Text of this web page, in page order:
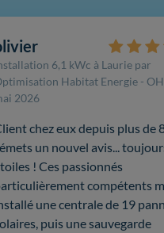
6,1 kWc à Laurie par
Habitat Energie -
2026
chez eux depuis plus de
un nouvel avis...
! Ces passionnés
compétents
une centrale de 19
puis une sauvegarde